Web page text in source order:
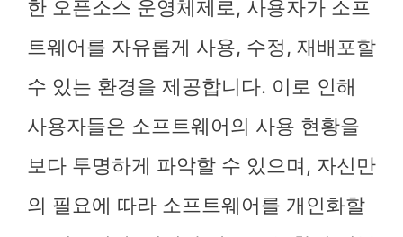
한 오픈소스 운영체제로, 사용자가 소프
트웨어를 자유롭게 사용, 수정, 재배포할
수 있는 환경을 제공합니다. 이로 인해
사용자들은 소프트웨어의 사용 현황을
보다 투명하게 파악할 수 있으며, 자신만
의 필요에 따라 소프트웨어를 개인화할